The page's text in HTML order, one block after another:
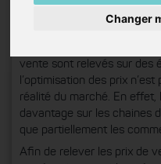
Changer
Relevé de prix de vente
vente sont relevés sur des
l’optimisation des prix
réalité du marché. En
davantage sur les chaines
que partiellement les
Afin de relever les prix de